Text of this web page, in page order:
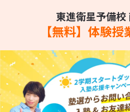
東進衛星予備校
【無料】体験